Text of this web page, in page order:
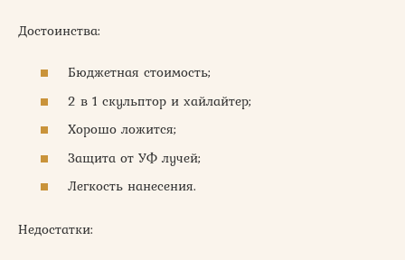
Достоинства:
Бюджетная стоимость;
2 в 1 скульптор и хайлайтер;
Хорошо ложится;
Защита от УФ лучей;
Легкость нанесения.
Недостатки: